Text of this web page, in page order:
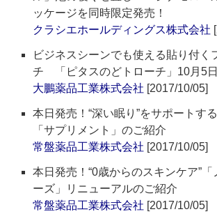
ッケージを同時限定発売！
クラシエホールディングス株式会社
ビジネスシーンでも使える貼り付く
チ 「ピタスのどトローチ」10月5
大鵬薬品工業株式会社 [2017/10/05]
本日発売！“深い眠り”をサポートす
「サプリメント」のご紹介
常盤薬品工業株式会社 [2017/10/05]
本日発売！“0歳からのスキンケア”
ーズ」リニューアルのご紹介
常盤薬品工業株式会社 [2017/10/05]